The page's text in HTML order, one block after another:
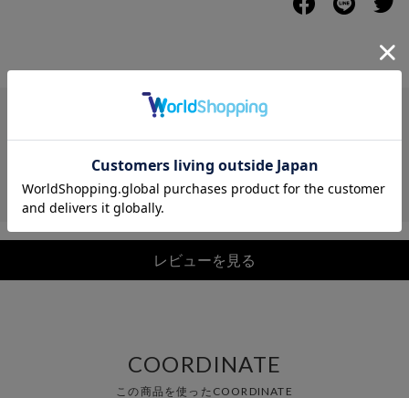
レビュー
レビューを見る
COORDINATE
この商品を使ったCOORDINATE